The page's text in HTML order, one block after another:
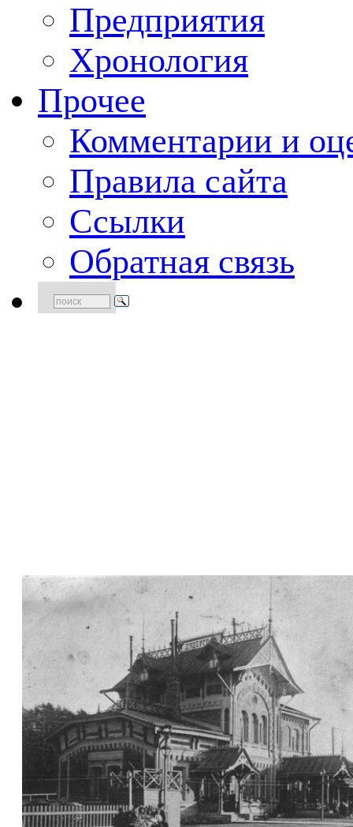
Предприятия
Хронология
Прочее
Комментарии и
Правила сайта
Ссылки
Обратная связь